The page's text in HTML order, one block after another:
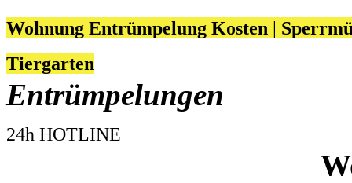
Wohnung Entrümpelung Kosten |
Tiergarten
Entrümpelungen
24h HOTLINE